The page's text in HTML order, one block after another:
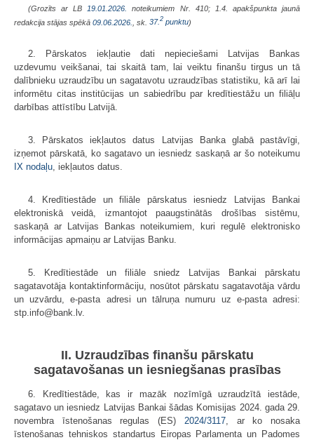
(Grozīts ar LB 19.01.2026.
noteikumiem Nr. 410; 1.4. apakšpunkta jaunā
redakcija stājas spēkā 09.06.2026. , sk. 37. 2 punktu)
2. Pārskatos iekļautie dati nepieciešami Latvijas Bankas
uzdevumu veikšanai, tai skaitā tam, lai veiktu finanšu tirgus un tā
dalībnieku uzraudzību un sagatavotu uzraudzības statistiku, kā arī lai
informētu citas institūcijas un sabiedrību par kredītiestāžu un filiāļu
darbības attīstību Latvijā.
3. Pārskatos iekļautos datus Latvijas Banka glabā pastāvīgi,
izņemot pārskatā, ko sagatavo un iesniedz saskaņā ar šo noteikumu
IX nodaļu, iekļautos datus.
4. Kredītiestāde un filiāle pārskatus iesniedz Latvijas Bankai
elektroniskā veidā, izmantojot paaugstinātās drošības sistēmu,
saskaņā ar Latvijas Bankas noteikumiem, kuri regulē elektronisko
informācijas apmaiņu ar Latvijas Banku.
5. Kredītiestāde un filiāle sniedz Latvijas Bankai pārskatu
sagatavotāja kontaktinformāciju, nosūtot pārskatu sagatavotāja vārdu
un uzvārdu, e-pasta adresi un tālruņa numuru uz e-pasta adresi:
stp.info@bank.lv.
II. Uzraudzības finanšu pārskatu
sagatavošanas un iesniegšanas prasības
6. Kredītiestāde, kas ir mazāk nozīmīgā uzraudzītā iestāde,
sagatavo un iesniedz Latvijas Bankai šādas Komisijas 2024. gada 29.
novembra īstenošanas regulas (ES) 2024/3117, ar ko nosaka
īstenošanas tehniskos standartus Eiropas Parlamenta un Padomes